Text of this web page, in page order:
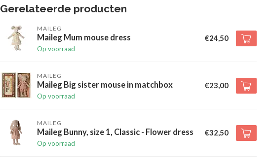
Gerelateerde producten
MAILEG
Maileg Mum mouse dress
Op voorraad
€24,50
MAILEG
Maileg Big sister mouse in matchbox
Op voorraad
€23,00
MAILEG
Maileg Bunny, size 1, Classic - Flower dress
Op voorraad
€32,50